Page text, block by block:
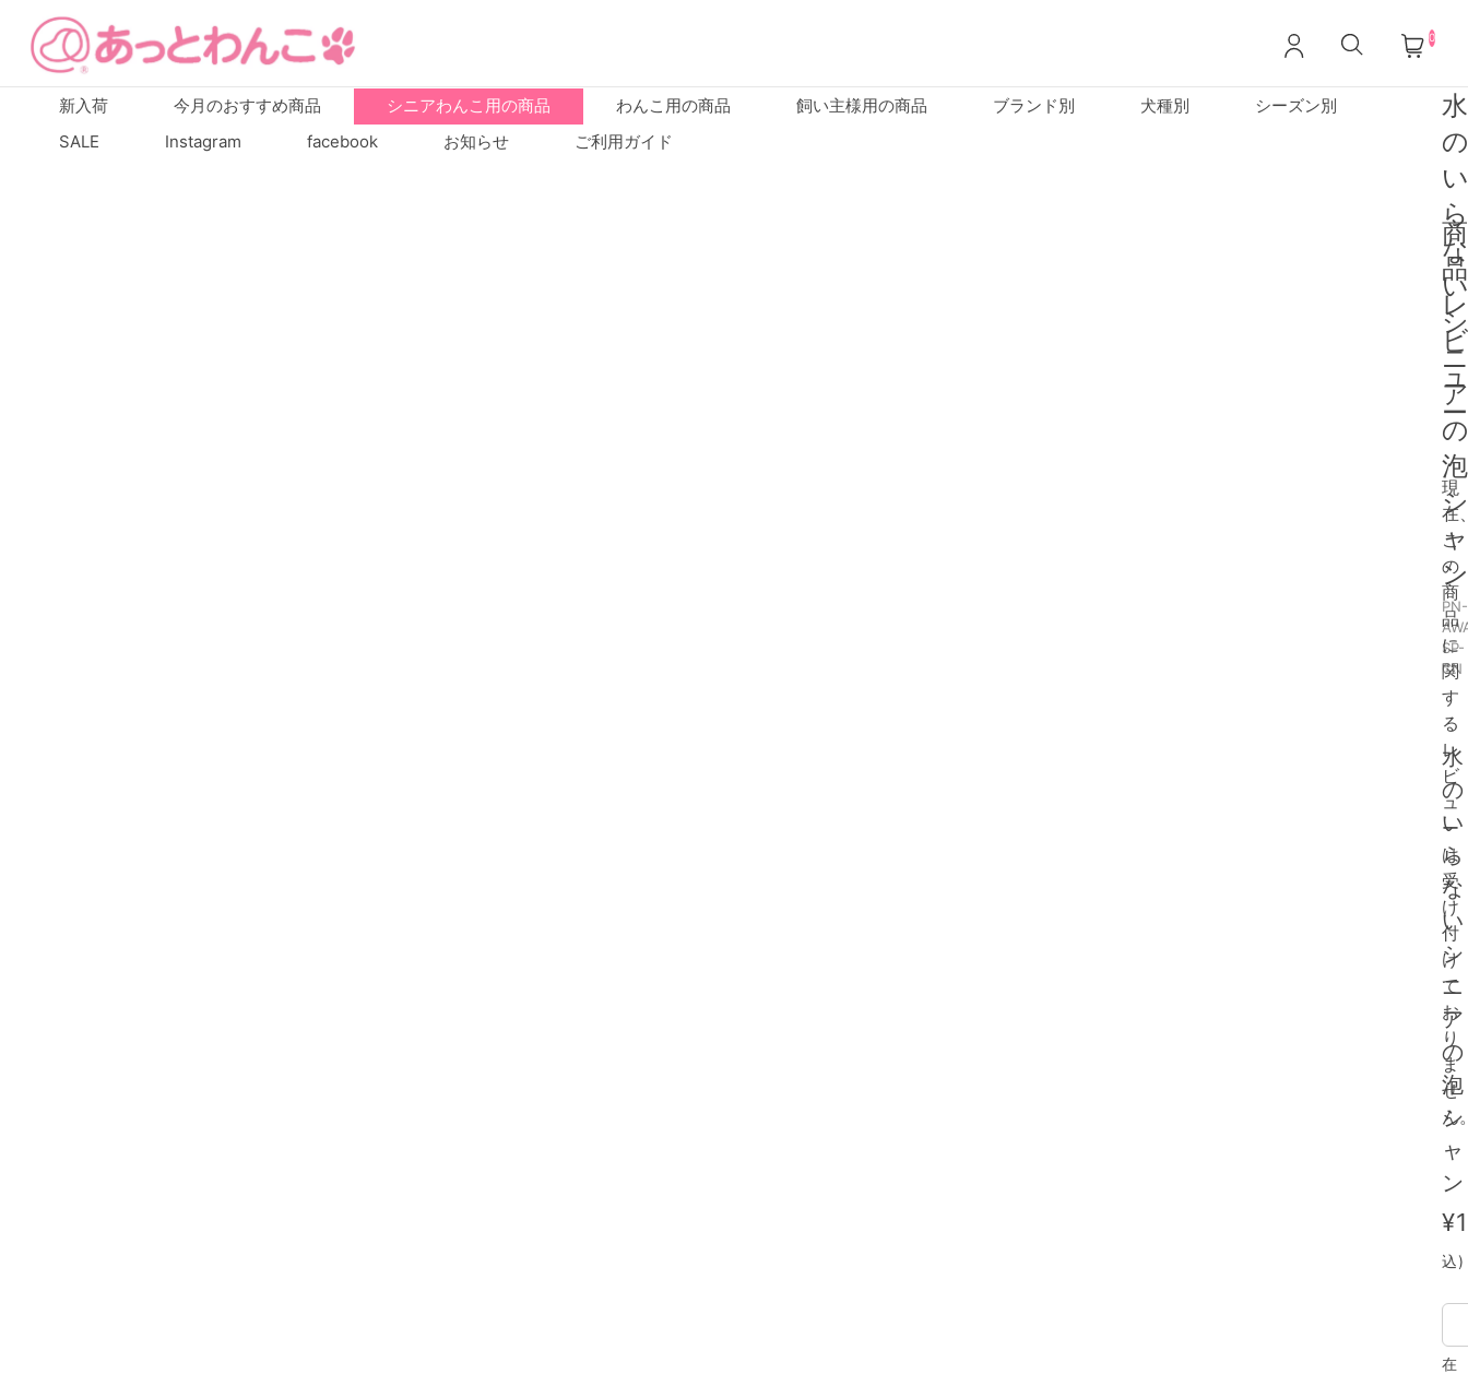
0
新入荷 今月のおすすめ商品 シニアわんこ用の商品 わんこ用の商品 飼い主様用の商品 ブランド別 犬種別
シーズン別
SALE
Instagram facebook お知らせ ご利用ガイド
水
泡
PN-
SP-
CN
水
の
い
ら
な
い
シ
ニ
ア
の
泡
シ
ャ
ン
込)
在
商
品
レ
ビ
ュ
ー
現
在
こ
の
商
品
に
関
す
る
レ
ビ
ュ
ー
は
受
け
付
け
て
お
り
ま
せ
ん